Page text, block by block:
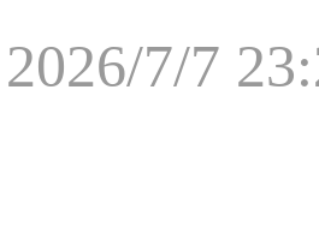
2026/7/7